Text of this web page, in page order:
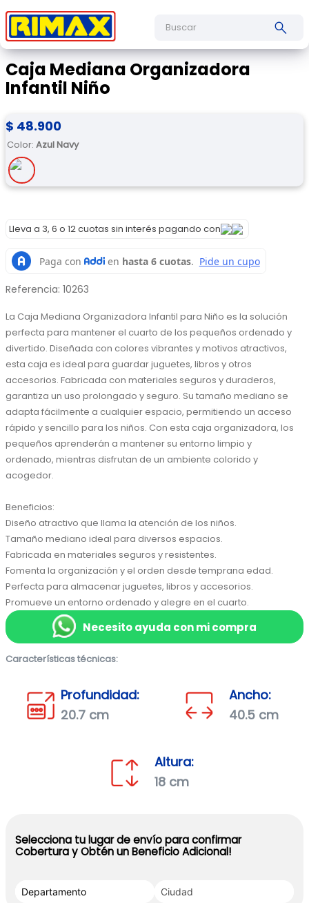
Caja Mediana Organizadora
Infantil Niño
$ 48.900
Color: Azul Navy
Lleva a 3, 6 o 12 cuotas sin interés pagando con
Referencia: 10263
La Caja Mediana Organizadora Infantil para Niño es la solución
perfecta para mantener el cuarto de los pequeños ordenado y
divertido. Diseñada con colores vibrantes y motivos atractivos,
esta caja es ideal para guardar juguetes, libros y otros
accesorios. Fabricada con materiales seguros y duraderos,
garantiza un uso prolongado y seguro. Su tamaño mediano se
adapta fácilmente a cualquier espacio, permitiendo un acceso
rápido y sencillo para los niños. Con esta caja organizadora, los
pequeños aprenderán a mantener su entorno limpio y
ordenado, mientras disfrutan de un ambiente colorido y
acogedor.
Beneficios:
Diseño atractivo que llama la atención de los niños.
Tamaño mediano ideal para diversos espacios.
Fabricada en materiales seguros y resistentes.
Fomenta la organización y el orden desde temprana edad.
Perfecta para almacenar juguetes, libros y accesorios.
Promueve un entorno ordenado y alegre en el cuarto.
Necesito ayuda con mi compra
Características técnicas:
Profundidad:
20.7 cm
Ancho:
40.5 cm
Altura:
18 cm
Selecciona tu lugar de envío para confirmar
Cobertura y Obtén un Beneficio Adicional!